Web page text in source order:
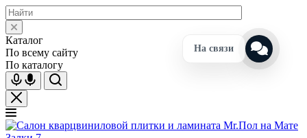
Каталог
По всему сайту
По каталогу
На связи